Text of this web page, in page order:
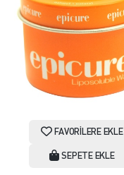
FAVORILERE EKLE
SEPETE EKLE